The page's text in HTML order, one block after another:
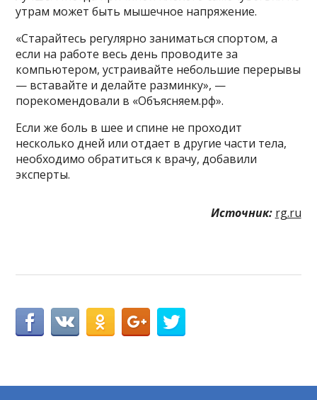
утрам может быть мышечное напряжение.
«Старайтесь регулярно заниматься спортом, а
если на работе весь день проводите за
компьютером, устраивайте небольшие перерывы
— вставайте и делайте разминку», —
порекомендовали в «Объясняем.рф».
Если же боль в шее и спине не проходит
несколько дней или отдает в другие части тела,
необходимо обратиться к врачу, добавили
эксперты.
Источник: rg.ru